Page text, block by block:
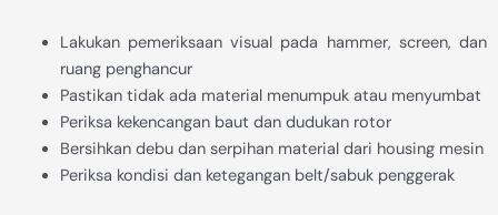
Lakukan pemeriksaan visual pada hammer, screen, dan
ruang penghancur
Pastikan tidak ada material menumpuk atau menyumbat
Periksa kekencangan baut dan dudukan rotor
Bersihkan debu dan serpihan material dari housing mesin
Periksa kondisi dan ketegangan belt/sabuk penggerak